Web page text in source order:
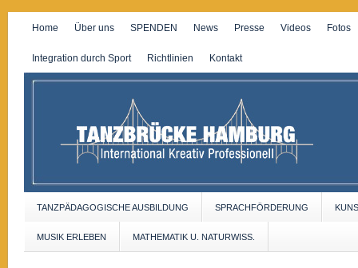
Home Über uns SPENDEN News Presse Videos Fotos
Integration durch Sport Richtlinien Kontakt
TANZPÄDAGOGISCHE AUSBILDUNG SPRACHFÖRDERUNG
MUSIK ERLEBEN MATHEMATIK U. NATURWISS.